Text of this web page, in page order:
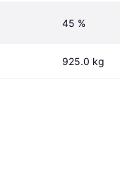
45 %
925.0 kg